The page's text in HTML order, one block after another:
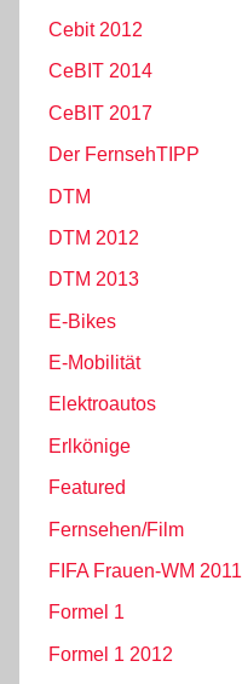
Cebit 2012
CeBIT 2014
CeBIT 2017
Der FernsehTIPP
DTM
DTM 2012
DTM 2013
E-Bikes
E-Mobilität
Elektroautos
Erlkönige
Featured
Fernsehen/Film
FIFA Frauen-WM 2011
Formel 1
Formel 1 2012